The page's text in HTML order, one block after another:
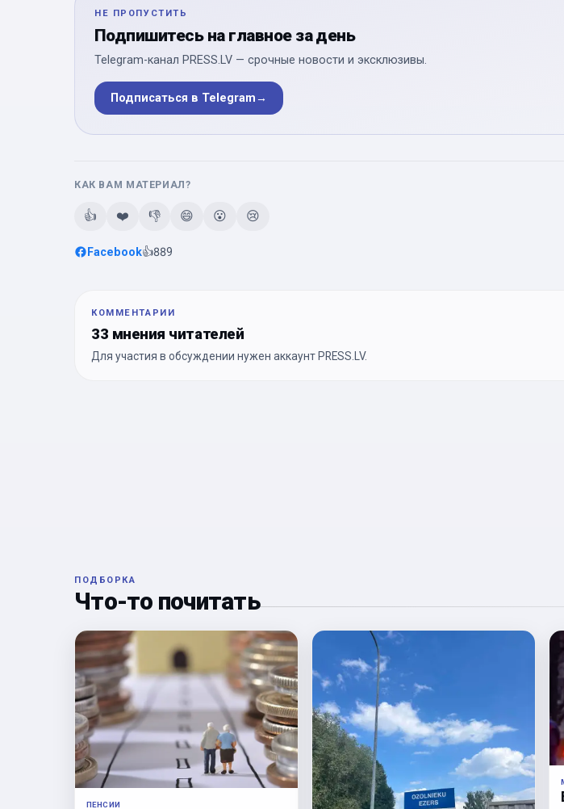
НЕ ПРОПУСТИТЬ
Подпишитесь на главное за день
Telegram-канал PRESS.LV — срочные новости и эксклюзивы.
Подписаться в Telegram→
КАК ВАМ МАТЕРИАЛ?
👍 ❤️ 👎 😄 😮 😢
Facebook👍889
КОММЕНТАРИИ
33 мнения читателей
Для участия в обсуждении нужен аккаунт PRESS.LV.
ПОДБОРКА
Что-то почитать
ПЕНСИИ